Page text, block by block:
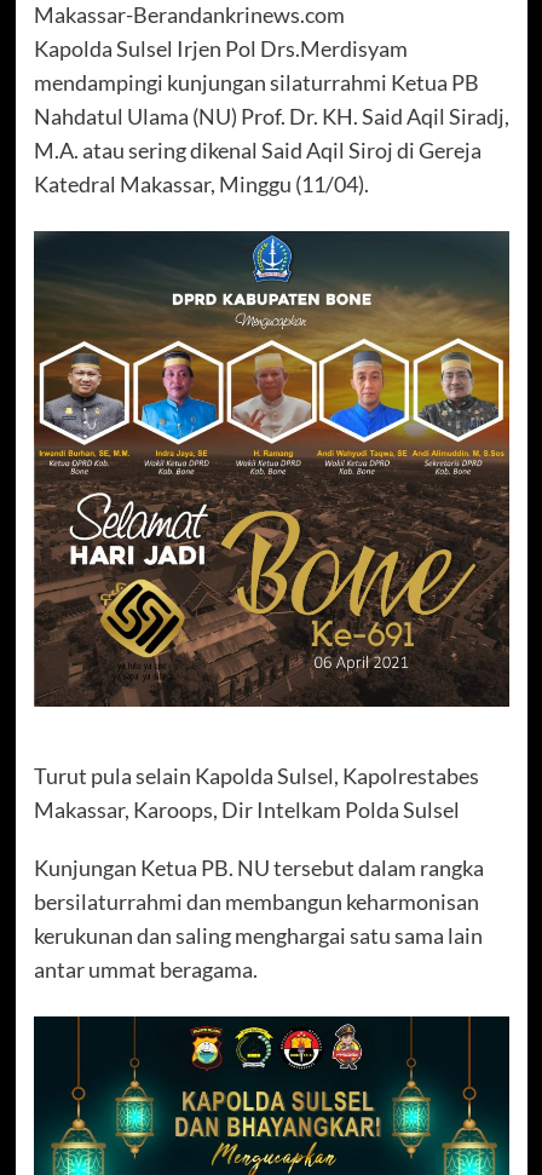
Makassar-Berandankrinews.com
Kapolda Sulsel Irjen Pol Drs.Merdisyam
mendampingi kunjungan silaturrahmi Ketua PB
Nahdatul Ulama (NU) Prof. Dr. KH. Said Aqil Siradj,
M.A. atau sering dikenal Said Aqil Siroj di Gereja
Katedral Makassar, Minggu (11/04).
Turut pula selain Kapolda Sulsel, Kapolrestabes
Makassar, Karoops, Dir Intelkam Polda Sulsel
Kunjungan Ketua PB. NU tersebut dalam rangka
bersilaturrahmi dan membangun keharmonisan
kerukunan dan saling menghargai satu sama lain
antar ummat beragama.